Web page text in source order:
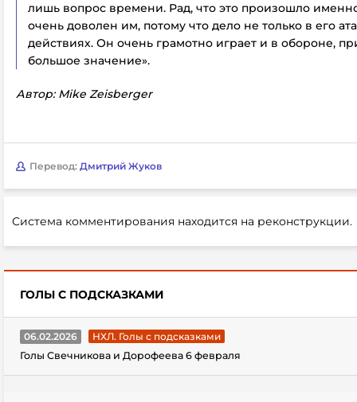
лишь вопрос времени. Рад, что это произошло
очень доволен им, потому что дело не только в его
действиях. Он очень грамотно играет и в обороне,
большое значение».
Автор: Mike Zeisberger
Перевод: Дмитрий Жуков
Система комментирования находится на реконструкции.
ГОЛЫ С ПОДСКАЗКАМИ
06.02.2026
НХЛ. Голы с подсказками
Голы Свечникова и Дорофеева 6 февраля